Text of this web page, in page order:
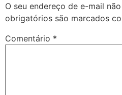
O seu endereço de e-mail
obrigatórios são marcados
Comentário *